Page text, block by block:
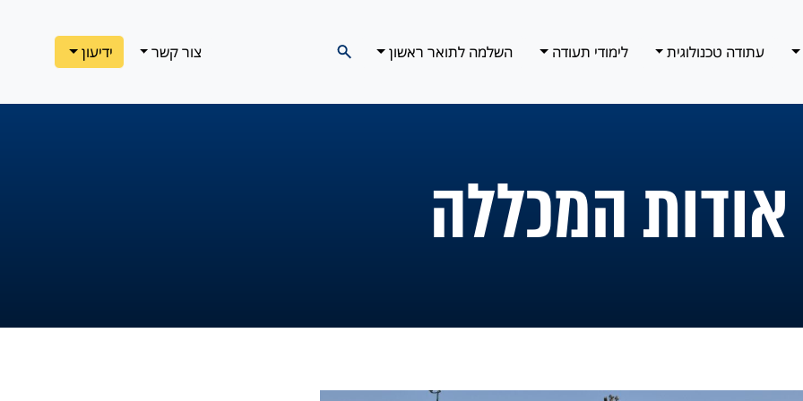
עתודה טכנולוגית לימודי תעודה השלמה לתואר ראשון צור קשר ידיעון
אודות המכללה